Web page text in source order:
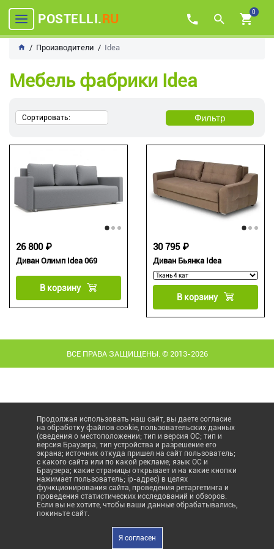
POSTELLI.RU 0
Производители Idea
Мебель фабрики Idea
Сортировать: Фильтр
Диван Олимп Idea 069
26 800 ₽
В корзину
Диван Бьянка Idea
30 795 ₽
В корзину
ВСЕ ПРАВА ЗАЩИЩЕНЫ. © 2013-2026
Продолжая использовать наш сайт, вы даете согласие
на обработку файлов cookie, пользовательских данных
(сведения о местоположении; тип и версия ОС; тип и
версия Браузера; тип устройства и разрешение его
экрана; источник откуда пришел на сайт пользователь;
с какого сайта или по какой рекламе; язык ОС и
Браузера; какие страницы открывает и на какие кнопки
нажимает пользователь; ip-адрес) в целях
функционирования сайта, проведения ретаргетинга и
проведения статистических исследований и обзоров.
Если вы не хотите, чтобы ваши данные обрабатывались,
покиньте сайт.
Я согласен